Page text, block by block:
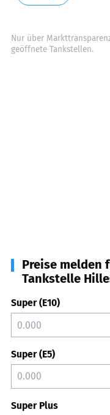
Nur über
geöffnete Tankstellen.
Preise melden
Tankstelle
Super (E10)
Super (E5)
Super Plus